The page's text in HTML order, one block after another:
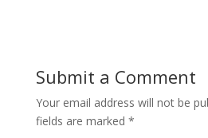
Submit a Comment
Your email address will not be
fields are marked *